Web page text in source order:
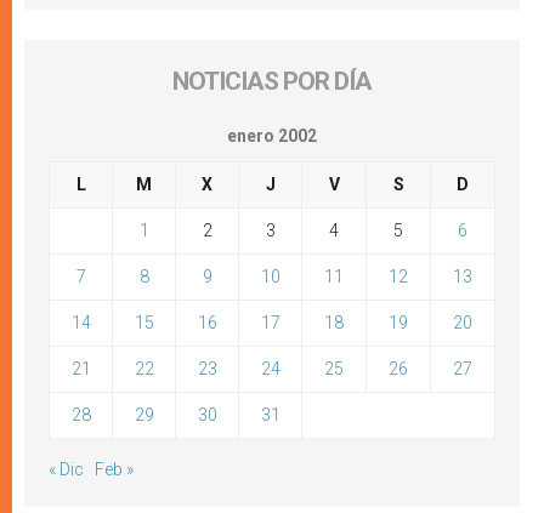
NOTICIAS POR DÍA
enero 2002
L M X J V S D
1 2 3 4 5 6
7 8 9 10 11 12 13
14 15 16 17 18 19 20
21 22 23 24 25 26 27
28 29 30 31
« Dic Feb »